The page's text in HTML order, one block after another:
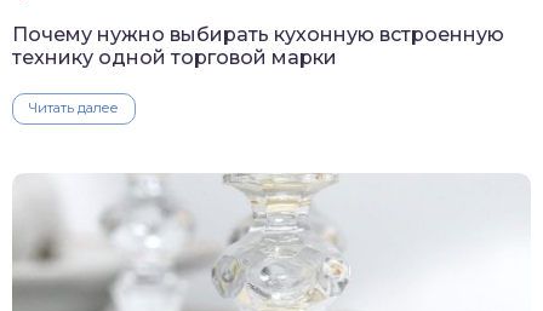
Почему нужно выбирать кухонную встроенную
технику одной торговой марки
Читать далее